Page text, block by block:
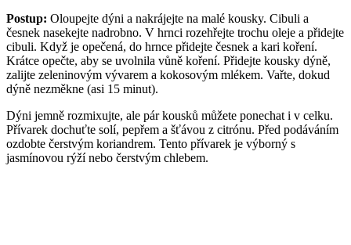
Postup: Oloupejte dýni a nakrájejte na malé kousky. Cibuli a
česnek nasekejte nadrobno. V hrnci rozehřejte trochu oleje a přidejte
cibuli. Když je opečená, do hrnce přidejte česnek a kari koření.
Krátce opečte, aby se uvolnila vůně koření. Přidejte kousky dýně,
zalijte zeleninovým vývarem a kokosovým mlékem. Vařte, dokud
dýně nezměkne (asi 15 minut).
Dýni jemně rozmixujte, ale pár kousků můžete ponechat i v celku.
Přívarek dochuťte solí, pepřem a šťávou z citrónu. Před podáváním
ozdobte čerstvým koriandrem. Tento přívarek je výborný s
jasmínovou rýží nebo čerstvým chlebem.